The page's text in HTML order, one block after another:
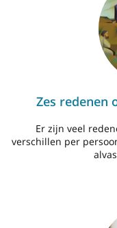
Zes redenen
Er zijn veel
verschillen per